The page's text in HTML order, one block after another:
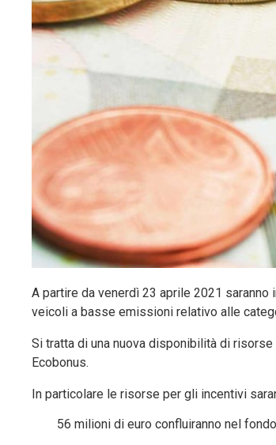
A partire da venerdì 23 aprile 2021
veicoli a basse emissioni relativo alle
Si tratta di una nuova disponibilità di
Ecobonus.
In particolare le risorse per gli incentivi
56 milioni di euro confluiranno nel